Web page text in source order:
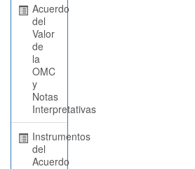
Acuerdo
del
Valor
de
la
OMC
y
Notas
Interpretativas
Instrumentos
del
Acuerdo